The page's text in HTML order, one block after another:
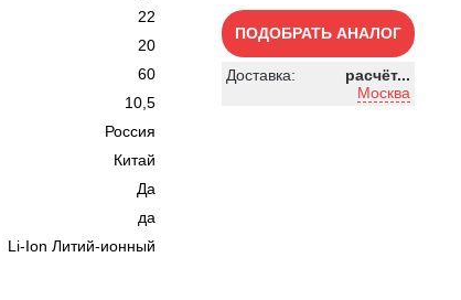
22
20
60
10,5
Россия
Китай
Да
да
Li-Ion Литий-ионный
ПОДОБРАТЬ АНАЛОГ
Доставка:
расчёт...
Москва